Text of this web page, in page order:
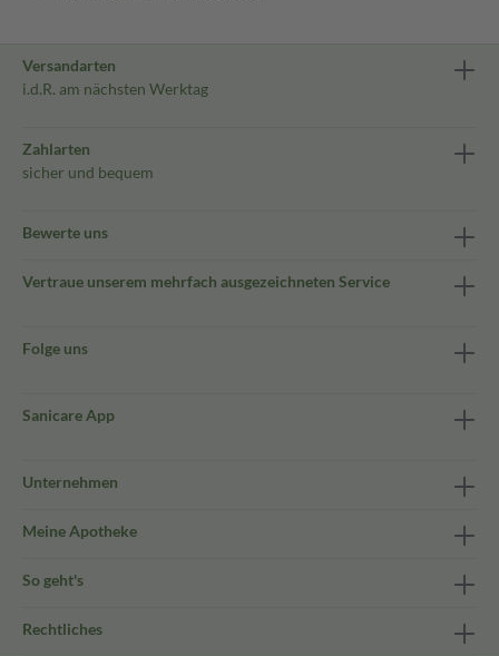
Versandarten
i.d.R. am nächsten Werktag
Zahlarten
sicher und bequem
Bewerte uns
Vertraue unserem mehrfach ausgezeichneten Service
Folge uns
Sanicare App
Unternehmen
Meine Apotheke
So geht's
Rechtliches